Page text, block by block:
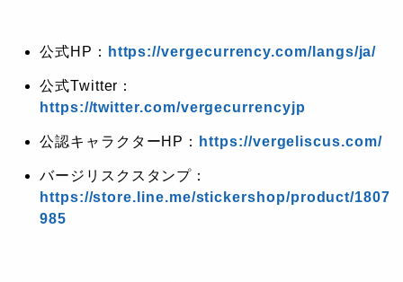
公式HP： https://vergecurrency.com/langs/ja/
公式Twitter：
https://twitter.com/vergecurrencyjp
公認キャラクターHP： https://vergeliscus.com/
バージリスクスタンプ：
https://store.line.me/stickershop/product/1807
985